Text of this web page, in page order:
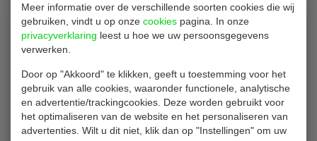
Meer informatie over de verschillende soorten cookies die wij
gebruiken, vindt u op onze cookies pagina. In onze
privacyverklaring leest u hoe we uw persoonsgegevens
verwerken.
Door op "Akkoord" te klikken, geeft u toestemming voor het
gebruik van alle cookies, waaronder functionele, analytische
en advertentie/trackingcookies. Deze worden gebruikt voor
het optimaliseren van de website en het personaliseren van
advertenties. Wilt u dit niet, klik dan op "Instellingen" om uw
Servetten GG996